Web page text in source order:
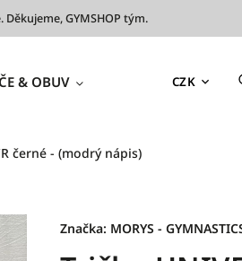
GYMSHOP tým.
CZK
& OBUV TRÉNINKOVÉ
černé - (modrý nápis)
Značka: MORYS -